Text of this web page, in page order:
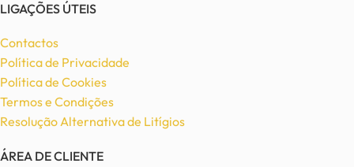
LIGAÇÕES ÚTEIS
Contactos
Política de Privacidade
Política de Cookies
Termos e Condições
Resolução Alternativa de Litígios
ÁREA DE CLIENTE